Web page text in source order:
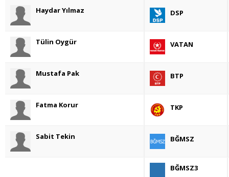
Haydar Yılmaz DSP
Tülin Oygür VATAN
Mustafa Pak BTP
Fatma Korur TKP
Sabit Tekin BĞMSZ
BĞMSZ3